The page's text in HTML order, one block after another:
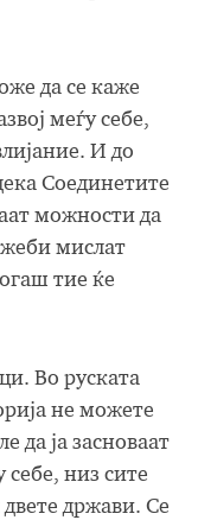
да се каже
меѓу себе,
И до
Соединетите
можности да
мислат
тие ќе
Во руската
не можете
да ја засноваат
себе, низ сите
држави. Се